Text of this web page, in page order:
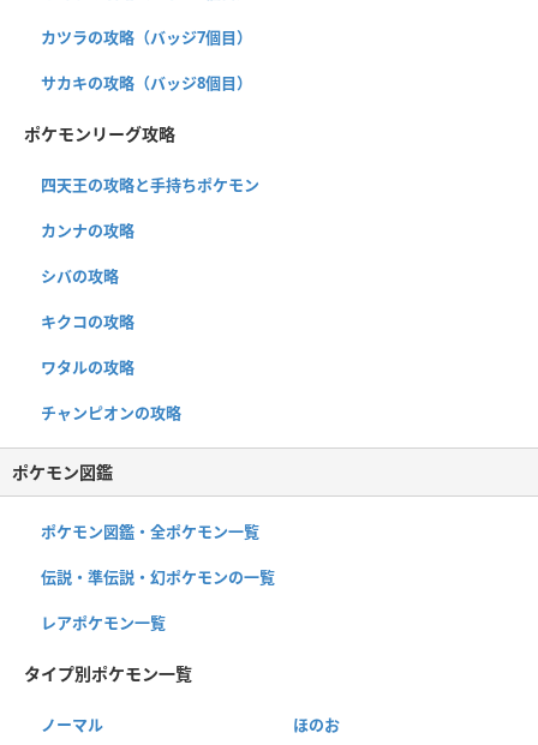
カツラの攻略（バッジ7個目）
サカキの攻略（バッジ8個目）
ポケモンリーグ攻略
四天王の攻略と手持ちポケモン
カンナの攻略
シバの攻略
キクコの攻略
ワタルの攻略
チャンピオンの攻略
ポケモン図鑑
ポケモン図鑑・全ポケモン一覧
伝説・準伝説・幻ポケモンの一覧
レアポケモン一覧
タイプ別ポケモン一覧
ノーマル ほのお